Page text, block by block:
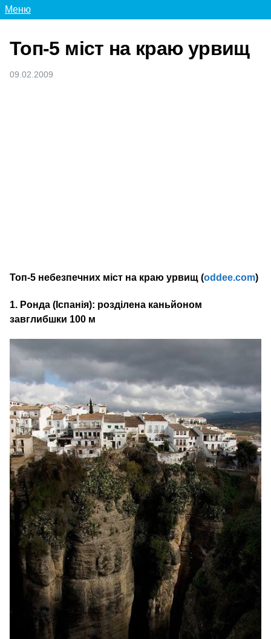
Меню
Топ-5 міст на краю урвищ
09.02.2009
Топ‑5 небезпечних міст на краю урвищ (oddee.com)
1. Ронда (Іспанія): розділена каньйоном
завглибшки 100 м